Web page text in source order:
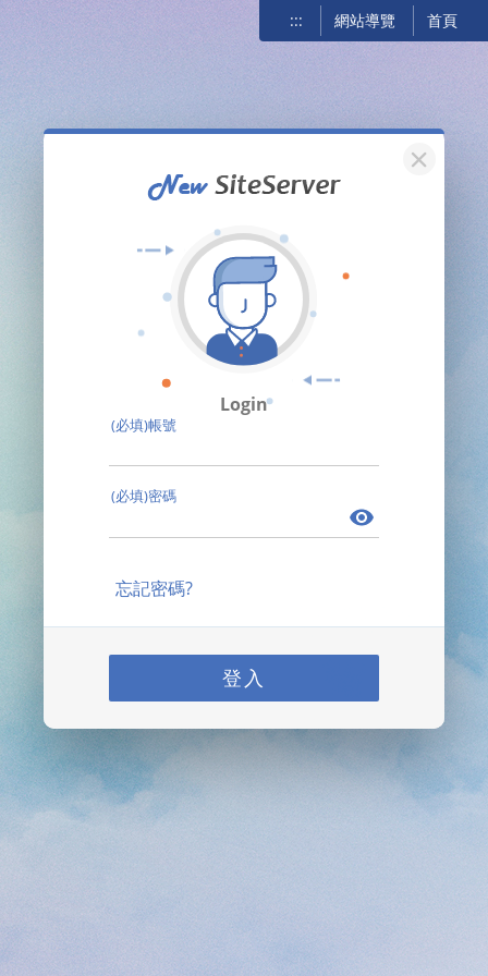
::: 網站導覽 首頁
關閉
Login
(必填)帳號
(必填)密碼
忘記密碼?
登入